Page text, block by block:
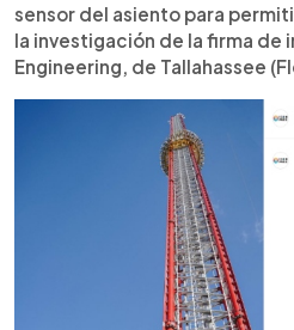
sensor del asiento para
la investigación de la firma de
Engineering, de Tallahassee